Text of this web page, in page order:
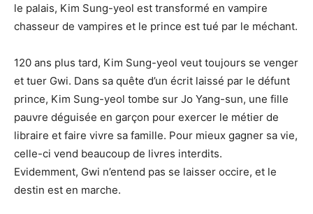
le palais, Kim Sung-yeol est transformé en vampire
chasseur de vampires et le prince est tué par le méchant.
120 ans plus tard, Kim Sung-yeol veut toujours se venger
et tuer Gwi. Dans sa quête d’un écrit laissé par le défunt
prince, Kim Sung-yeol tombe sur Jo Yang-sun, une fille
pauvre déguisée en garçon pour exercer le métier de
libraire et faire vivre sa famille. Pour mieux gagner sa vie,
celle-ci vend beaucoup de livres interdits.
Evidemment, Gwi n’entend pas se laisser occire, et le
destin est en marche.